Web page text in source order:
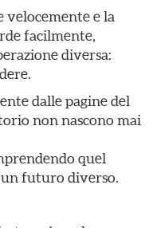
e la
facilmente,
diversa:
dalle pagine del
non nascono mai
quel
un futuro diverso.